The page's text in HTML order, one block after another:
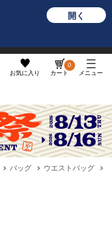
開く
お気に入り カート
0
メニュー
バッグ ウエストバッグ